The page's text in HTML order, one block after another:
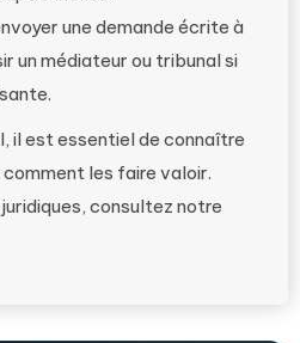
une demande écrite à
un médiateur ou tribunal si
il est essentiel de connaître
les faire valoir.
consultez notre